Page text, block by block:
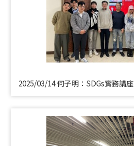
2025/03/14 何子明：SDGs實務講座